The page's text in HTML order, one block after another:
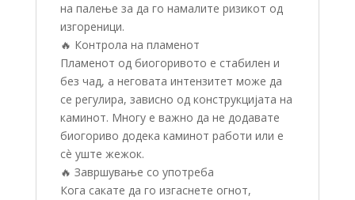
на палење за да го намалите ризикот од
изгореници.
🔥 Контрола на пламенот
Пламенот од биогоривото е стабилен и
без чад, а неговата интензитет може да
се регулира, зависно од конструкцијата на
каминот. Многу е важно да не додавате
биогориво додека каминот работи или е
сè уште жежок.
🔥 Завршување со употреба
Кога сакате да го изгаснете огнот,